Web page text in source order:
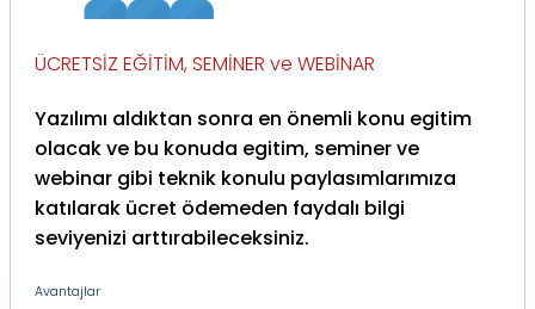
ÜCRETSİZ EĞİTİM, SEMİNER ve WEBİNAR
Yazılımı aldıktan sonra en önemli konu egitim
olacak ve bu konuda egitim, seminer ve
webinar gibi teknik konulu paylasımlarımıza
katılarak ücret ödemeden faydalı bilgi
seviyenizi arttırabileceksiniz.
Avantajlar